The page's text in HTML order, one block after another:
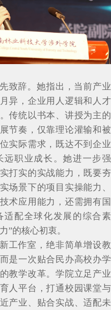
致辞。她指出，当前产业
异，企业用人逻辑和人才
传统以书本、讲授为主的
节奏，仅靠理论灌输和被
实际需求，既达不到企业
远职业成长。她进一步强
打实的实战能力，既要夯
场景下的项目实操能力、
术应用能力，还需拥有国
适配全球化发展的综合素
”的核心初衷。
工作室，绝非简单增设教
是一次贴合民办高校办学
教学改革。学院立足产业
人平台，打通校园课堂与
产业、贴合实战、适配未